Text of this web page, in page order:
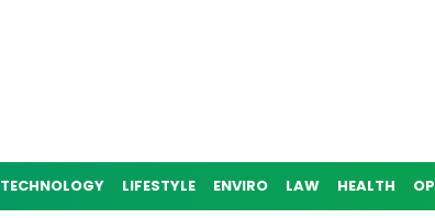
TECHNOLOGY LIFESTYLE ENVIRO LAW HEALTH